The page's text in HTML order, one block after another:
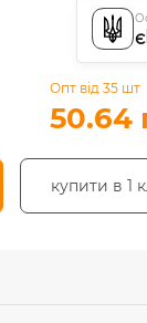
Опт від 35 шт
50.64
купити в 1